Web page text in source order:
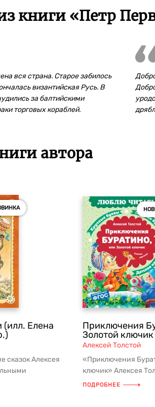
книги «Петр
вся страна. Старое забилось
византийская Русь. В
за балтийскими
торговых кораблей.
автора
(илл. Елена
сказок Алексея
Лоцмановой
Приключения
Золотой ключик
Алексей Толстой
«Приключения
ключик» Алексея
серии детской
ПОДРОБНЕЕ